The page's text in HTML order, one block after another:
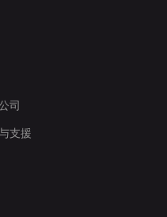
司
支援